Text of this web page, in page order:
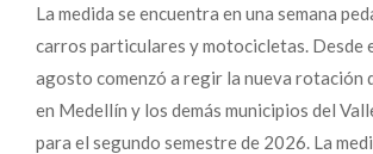
La medida se encuentra en una semana
carros particulares y motocicletas. Desde
agosto comenzó a regir la nueva rotación
en Medellín y los demás municipios del
para el segundo semestre de 2026. La